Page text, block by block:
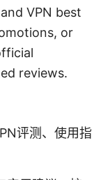
VPN best
or
reviews.
评测、使用指